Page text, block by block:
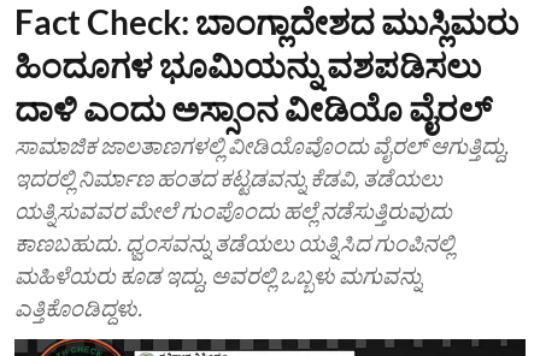
Fact Check: ಬಾಂಗ್ಲಾದೇಶದ ಮುಸ್ಲಿಮರು
ಹಿಂದೂಗಳ ಭೂಮಿಯನ್ನು ವಶಪಡಿಸಲು
ದಾಳಿ ಎಂದು ಅಸ್ಸಾಂನ ವೀಡಿಯೊ ವೈರಲ್
ಸಾಮಾಜಿಕ ಜಾಲತಾಣಗಳಲ್ಲಿ ವೀಡಿಯೊವೊಂದು ವೈರಲ್ ಆಗುತ್ತಿದ್ದು,
ಇದರಲ್ಲಿ ನಿರ್ಮಾಣ ಹಂತದ ಕಟ್ಟಡವನ್ನು ಕೆಡವಿ, ತಡೆಯಲು
ಯತ್ನಿಸುವವರ ಮೇಲೆ ಗುಂಪೊಂದು ಹಲ್ಲೆ ನಡೆಸುತ್ತಿರುವುದು
ಕಾಣಬಹುದು. ಧ್ವಂಸವನ್ನು ತಡೆಯಲು ಯತ್ನಿಸಿದ ಗುಂಪಿನಲ್ಲಿ
ಮಹಿಳೆಯರು ಕೂಡ ಇದ್ದು, ಅವರಲ್ಲಿ ಒಬ್ಬಳು ಮಗುವನ್ನು
ಎತ್ತಿಕೊಂಡಿದ್ದಳು.